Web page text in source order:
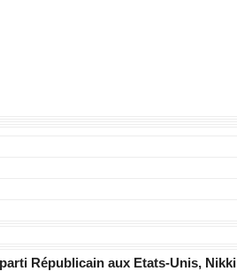
Républicain aux Etats-Unis, Nikki